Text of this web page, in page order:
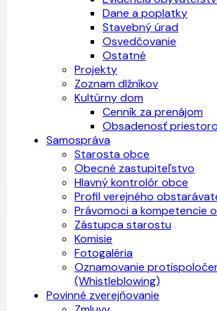
Dane a poplatky
Stavebný úrad
Osvedčovanie
Ostatné
Projekty
Zoznam dlžníkov
Kultúrny dom
Cenník za prenájom
Obsadenosť
Samospráva
Starosta obce
Obecné zastupiteľstvo
Hlavný kontrolór obce
Profil verejného
Právomoci a kompetencie
Zástupca starostu
Komisie
Fotogaléria
Oznamovanie
(Whistleblowing)
Povinné zverejňovanie